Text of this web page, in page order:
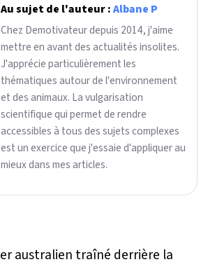
Au sujet de l'auteur :Albane P
Chez Demotivateur depuis 2014, j'aime
mettre en avant des actualités insolites.
J'apprécie particulièrement les
thématiques autour de l'environnement
et des animaux. La vulgarisation
scientifique qui permet de rendre
accessibles à tous des sujets complexes
est un exercice que j'essaie d'appliquer au
mieux dans mes articles.